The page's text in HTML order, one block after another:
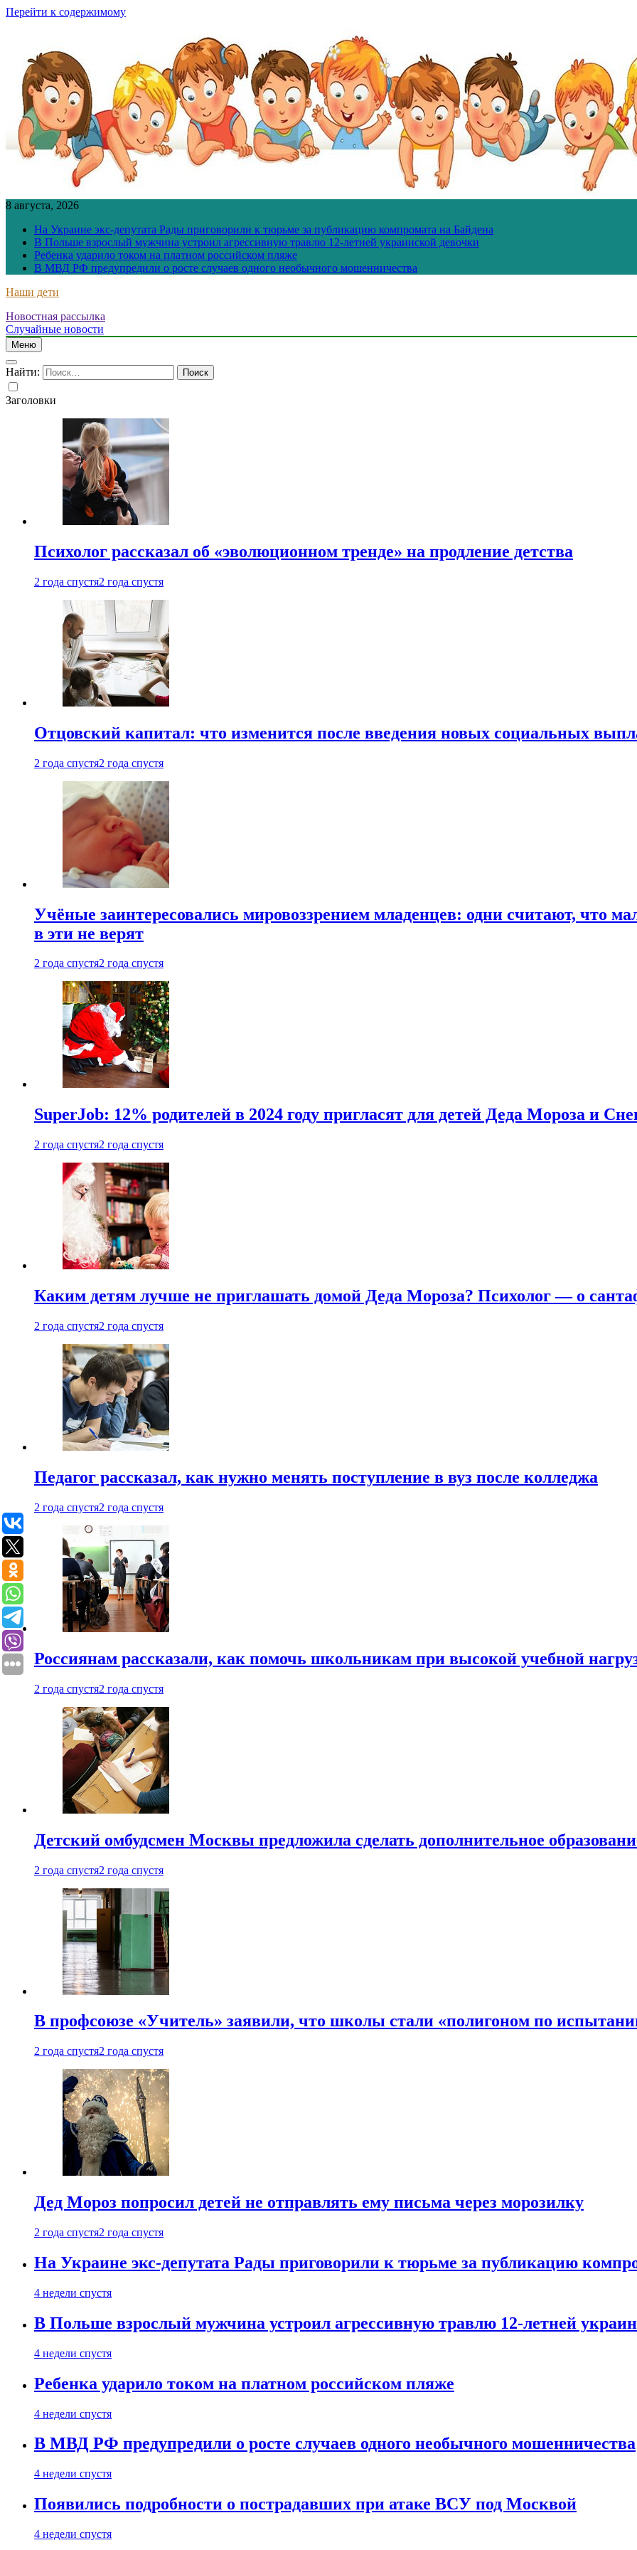
Перейти к содержимому
8 августа, 2026
На Украине экс-депутата Рады приговорили к тюрьме за публикацию компромата на Байдена
В Польше взрослый мужчина устроил агрессивную травлю 12-летней украинской девочки
Ребенка ударило током на платном российском пляже
В МВД РФ предупредили о росте случаев одного необычного мошенничества
Наши дети
Новостная рассылка
Случайные новости
Меню
Найти:
Заголовки
Психолог рассказал об «эволюционном тренде» на продление детства
2 года спустя2 года спустя
Отцовский капитал: что изменится после введения новых социальных
2 года спустя2 года спустя
Учёные заинтересовались мировоззрением младенцев: одни считают, что
в эти не верят
2 года спустя2 года спустя
SuperJob: 12% родителей в 2024 году пригласят для детей Деда Мороза и
2 года спустя2 года спустя
Каким детям лучше не приглашать домой Деда Мороза? Психолог — о
2 года спустя2 года спустя
Педагог рассказал, как нужно менять поступление в вуз после колледжа
2 года спустя2 года спустя
Россиянам рассказали, как помочь школьникам при высокой учебной
2 года спустя2 года спустя
Детский омбудсмен Москвы предложила сделать дополнительное
2 года спустя2 года спустя
В профсоюзе «Учитель» заявили, что школы стали «полигоном по
2 года спустя2 года спустя
Дед Мороз попросил детей не отправлять ему письма через морозилку
2 года спустя2 года спустя
На Украине экс-депутата Рады приговорили к тюрьме за публикацию
4 недели спустя
В Польше взрослый мужчина устроил агрессивную травлю 12-летней
4 недели спустя
Ребенка ударило током на платном российском пляже
4 недели спустя
В МВД РФ предупредили о росте случаев одного необычного мошенничества
4 недели спустя
Появились подробности о пострадавших при атаке ВСУ под Москвой
4 недели спустя